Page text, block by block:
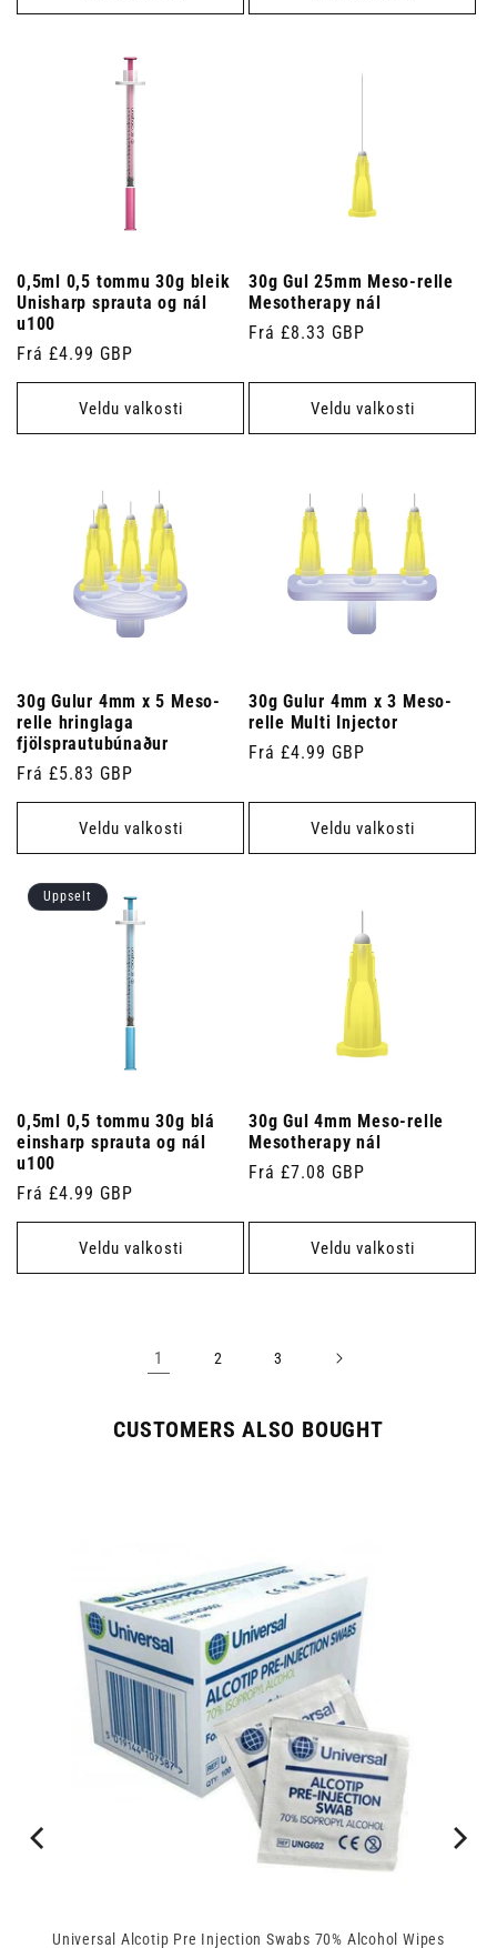
0,5ml 0,5 tommu 30g bleik
Unisharp sprauta og nál
u100
Venjulegt
verð
Frá £4.99 GBP
Veldu valkosti
30g Gul 25mm Meso-relle
Mesotherapy nál
Venjulegt
Frá £8.33 GBP
Veldu valkosti
30g Gulur 4mm x 5 Meso-
relle hringlaga
fjölsprautubúnaður
Venjulegt
verð
Frá £5.83 GBP
Veldu valkosti
30g Gulur 4mm x 3 Meso-
relle Multi Injector
Venjulegt
Frá £4.99 GBP
Veldu valkosti
Uppselt
0,5ml 0,5 tommu 30g blá
einsharp sprauta og nál
u100
Venjulegt
verð
Frá £4.99 GBP
Veldu valkosti
30g Gul 4mm Meso-relle
Mesotherapy nál
Venjulegt
Frá £7.08 GBP
Veldu valkosti
1 2 3
CUSTOMERS ALSO BOUGHT
Universal Alcotip Pre Injection Swabs 70% Alcohol Wipes